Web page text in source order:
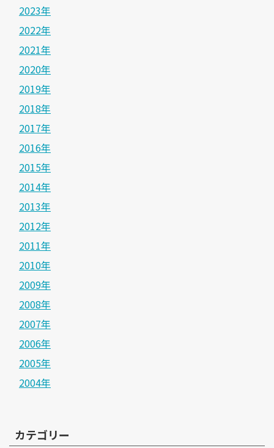
2023年
2022年
2021年
2020年
2019年
2018年
2017年
2016年
2015年
2014年
2013年
2012年
2011年
2010年
2009年
2008年
2007年
2006年
2005年
2004年
カテゴリー